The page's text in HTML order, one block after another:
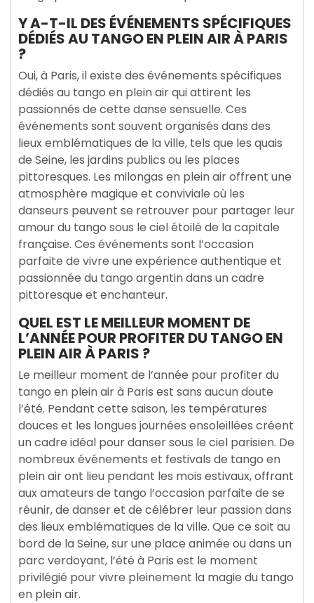
Y A-T-IL DES ÉVÉNEMENTS SPÉCIFIQUES
DÉDIÉS AU TANGO EN PLEIN AIR À PARIS
?
Oui, à Paris, il existe des événements spécifiques
dédiés au tango en plein air qui attirent les
passionnés de cette danse sensuelle. Ces
événements sont souvent organisés dans des
lieux emblématiques de la ville, tels que les quais
de Seine, les jardins publics ou les places
pittoresques. Les milongas en plein air offrent une
atmosphère magique et conviviale où les
danseurs peuvent se retrouver pour partager leur
amour du tango sous le ciel étoilé de la capitale
française. Ces événements sont l’occasion
parfaite de vivre une expérience authentique et
passionnée du tango argentin dans un cadre
pittoresque et enchanteur.
QUEL EST LE MEILLEUR MOMENT DE
L’ANNÉE POUR PROFITER DU TANGO EN
PLEIN AIR À PARIS ?
Le meilleur moment de l’année pour profiter du
tango en plein air à Paris est sans aucun doute
l’été. Pendant cette saison, les températures
douces et les longues journées ensoleillées créent
un cadre idéal pour danser sous le ciel parisien. De
nombreux événements et festivals de tango en
plein air ont lieu pendant les mois estivaux, offrant
aux amateurs de tango l’occasion parfaite de se
réunir, de danser et de célébrer leur passion dans
des lieux emblématiques de la ville. Que ce soit au
bord de la Seine, sur une place animée ou dans un
parc verdoyant, l’été à Paris est le moment
privilégié pour vivre pleinement la magie du tango
en plein air.